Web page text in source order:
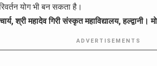
योग भी बन सकता है।
श्री महादेव गिरी संस्कृत महाविद्यालय,
ADVERTISEMENTS